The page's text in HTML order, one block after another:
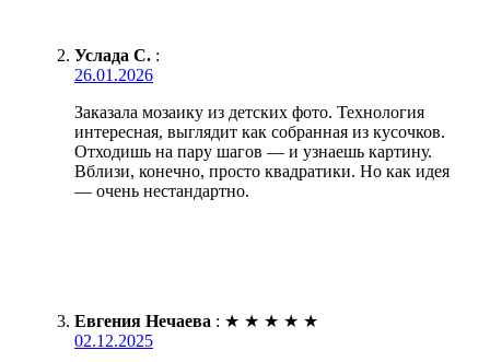
Услада С. :
26.01.2026
Заказала мозаику из детских фото. Технология
интересная, выглядит как собранная из кусочков.
Отходишь на пару шагов — и узнаешь картину.
Вблизи, конечно, просто квадратики. Но как идея
— очень нестандартно.
Евгения Нечаева : ★ ★ ★ ★ ★
02.12.2025